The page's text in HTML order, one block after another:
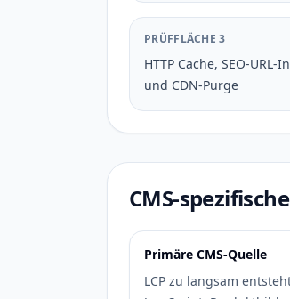
PRÜFFLÄCHE 3
HTTP Cache, SEO-
und CDN-Purge
CMS-
Primäre CMS-Quelle
LCP zu langsam